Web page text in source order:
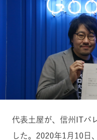
代表土屋が、信州ITバ
した。2020年1月10日